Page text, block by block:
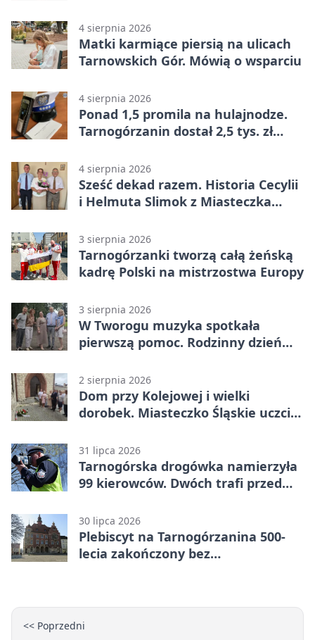
4 sierpnia 2026
Matki karmiące piersią na ulicach
Tarnowskich Gór. Mówią o wsparciu
4 sierpnia 2026
Ponad 1,5 promila na hulajnodze.
Tarnogórzanin dostał 2,5 tys. zł
4 sierpnia 2026
Sześć dekad razem. Historia Cecylii
i Helmuta Slimok z Miasteczka
3 sierpnia 2026
Tarnogórzanki tworzą całą żeńską
kadrę Polski na mistrzostwa Europy
3 sierpnia 2026
W Tworogu muzyka spotkała
pierwszą pomoc. Rodzinny dzień
2 sierpnia 2026
Dom przy Kolejowej i wielki
dorobek. Miasteczko Śląskie uczciło
31 lipca 2026
Tarnogórska drogówka namierzyła
99 kierowców. Dwóch trafi przed
30 lipca 2026
Plebiscyt na Tarnogórzanina 500-
lecia zakończony bez
<< Poprzedni